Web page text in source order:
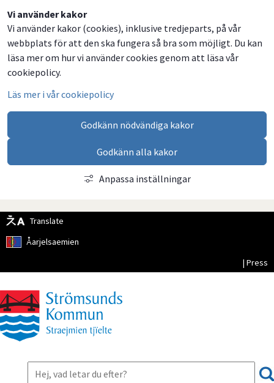
Vi använder kakor
Vi använder kakor (cookies), inklusive tredjeparts, på vår
webbplats för att den ska fungera så bra som möjligt. Du kan
läsa mer om hur vi använder cookies genom att läsa vår
cookiepolicy.
Läs mer i vår cookiepolicy
Godkänn nödvändiga kakor
Godkänn alla kakor
Anpassa inställningar
Translate
Åarjelsaemien
| Press
Dela
på
Facebook
Dela
på
Twitter
Dela
på
LinkedIn
Dela
via
email